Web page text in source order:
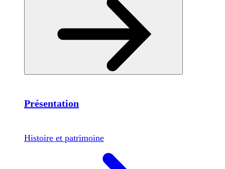
Présentation
Histoire et patrimoine